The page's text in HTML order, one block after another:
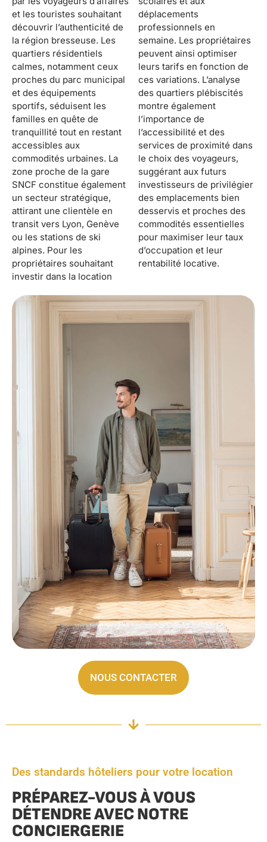
et les touristes souhaitant
découvrir l’authenticité de
la région bresseuse. Les
quartiers résidentiels
calmes, notamment ceux
proches du parc municipal
et des équipements
sportifs, séduisent les
familles en quête de
tranquillité tout en restant
accessibles aux
commodités urbaines. La
zone proche de la gare
SNCF constitue également
un secteur stratégique,
attirant une clientèle en
transit vers Lyon, Genève
ou les stations de ski
alpines. Pour les
propriétaires souhaitant
investir dans la location
déplacements
professionnels en
semaine. Les propriétaires
peuvent ainsi optimiser
leurs tarifs en fonction de
ces variations. L’analyse
des quartiers plébiscités
montre également
l’importance de
l’accessibilité et des
services de proximité dans
le choix des voyageurs,
suggérant aux futurs
investisseurs de privilégier
des emplacements bien
desservis et proches des
commodités essentielles
pour maximiser leur taux
d’occupation et leur
rentabilité locative.
NOUS CONTACTER
Des standards hôteliers pour votre location
PRÉPAREZ-VOUS À VOUS
DÉTENDRE AVEC NOTRE
CONCIERGERIE